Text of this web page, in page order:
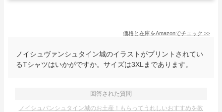
価格と在庫をAmazonでチェック >>
ノイシュヴァンシュタイン城のイラストがプリントされてい
るTシャツはいかがですか。サイズは3XLまであります。
回答された質問
ノイシュバンシュタイン城のお土産！もらってうれしいおすすめを教